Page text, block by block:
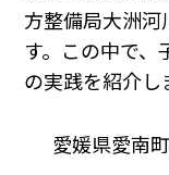
方整備局大洲河
す。この中で
の実践を紹介し
愛媛県愛南